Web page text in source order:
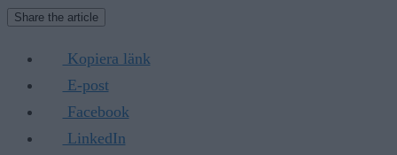
Share the article
Kopiera länk
E-post
Facebook
LinkedIn